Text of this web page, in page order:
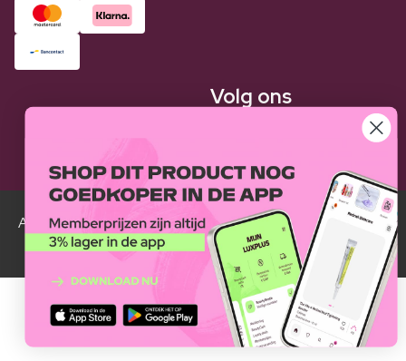
Volg ons
Alle Luxplus ledenprijzen zijn weergegeven in vergelijking
met de normale prijzen.